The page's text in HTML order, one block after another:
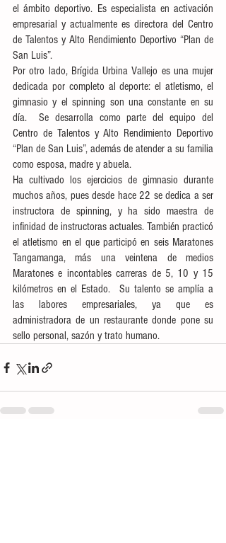
el ámbito deportivo. Es especialista en activación
empresarial y actualmente es directora del Centro
de Talentos y Alto Rendimiento Deportivo “Plan de
San Luis”.
Por otro lado, Brígida Urbina Vallejo es una mujer
dedicada por completo al deporte: el atletismo, el
gimnasio y el spinning son una constante en su
día.  Se desarrolla como parte del equipo del
Centro de Talentos y Alto Rendimiento Deportivo
“Plan de San Luis”, además de atender a su familia
como esposa, madre y abuela.
Ha cultivado los ejercicios de gimnasio durante
muchos años, pues desde hace 22 se dedica a ser
instructora de spinning, y ha sido maestra de
infinidad de instructoras actuales. También practicó
el atletismo en el que participó en seis Maratones
Tangamanga, más una veintena de medios
Maratones e incontables carreras de 5, 10 y 15
kilómetros en el Estado.  Su talento se amplía a
las labores empresariales, ya que es
administradora de un restaurante donde pone su
sello personal, sazón y trato humano.